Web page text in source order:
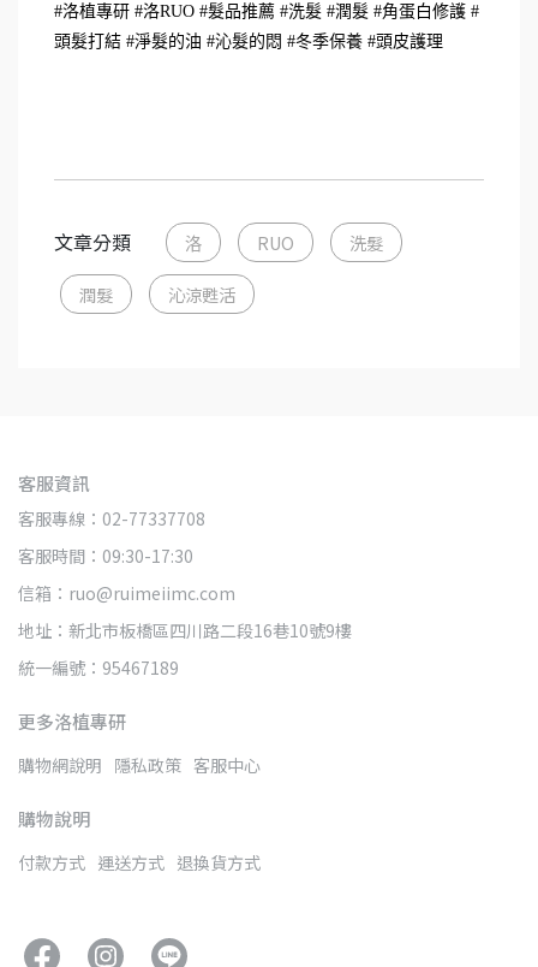
#洛植專研 #洛RUO #髮品推薦 #洗髮 #潤髮 #角蛋白修護 #
頭髮打結 #淨髮的油 #沁髮的悶 #冬季保養 #頭皮護理
文章分類 洛 RUO 洗髮
潤髮 沁涼甦活
客服資訊
客服專線：02-77337708
客服時間：09:30-17:30
信箱：ruo@ruimeiimc.com
地址：新北市板橋區四川路二段16巷10號9樓
統一編號：95467189
更多洛植專研
購物網說明 隱私政策 客服中心
購物說明
付款方式 運送方式 退換貨方式